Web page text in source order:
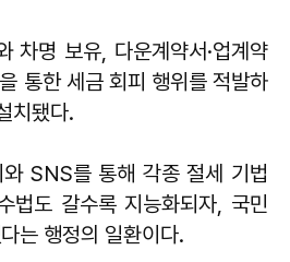
차명 보유, 다운계약서·업계약
통한 세금 회피 행위를 적발하
치됐다.
SNS를 통해 각종 절세 기법
법도 갈수록 지능화되자, 국민
는 행정의 일환이다.